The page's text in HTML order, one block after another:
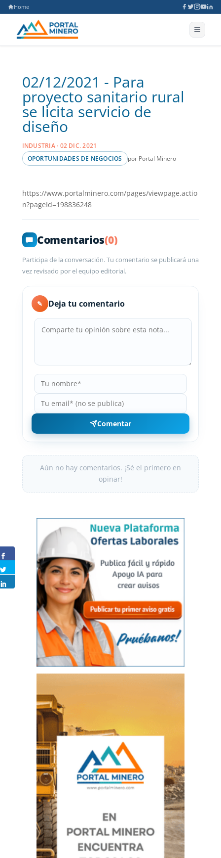
Home
02/12/2021 - Para
proyecto sanitario rural
se licita servicio de
diseño
INDUSTRIA · 02 DIC. 2021
OPORTUNIDADES DE NEGOCIOS
por Portal Minero
https://www.portalminero.com/pages/viewpage.actio
n?pageId=198836248
Comentarios(0)
Participa de la conversación. Tu comentario se publicará una
vez revisado por el equipo editorial.
✎ Deja tu comentario
Comentar
Aún no hay comentarios. ¡Sé el primero en
opinar!